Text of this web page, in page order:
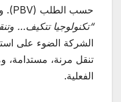
حسب الطلب (PBV). وجاء الحدث تحت شعار
“تكنولوجيا تتكيف…
الشركة الضوء على
تنقل مرنة، مستدامة،
الفعلية.